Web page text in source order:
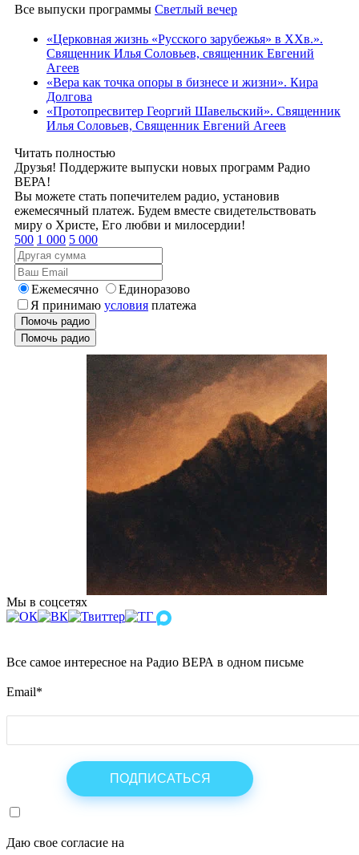
Все выпуски программы Светлый вечер
«Церковная жизнь «Русского зарубежья» в ХХв.».
Священник Илья Соловьев, священник Евгений
Агеев
«Вера как точка опоры в бизнесе и жизни». Кира
Долгова
«Протопресвитер Георгий Шавельский». Священник
Илья Соловьев, Священник Евгений Агеев
Читать полностью
Друзья! Поддержите выпуски новых программ Радио
ВЕРА!
Вы можете стать попечителем радио, установив
ежемесячный платеж. Будем вместе свидетельствовать
миру о Христе, Его любви и милосердии!
500 1 000 5 000
Ежемесячно
Единоразово
Я принимаю условия платежа
Помочь радио
Помочь радио
Мы в соцсетях
Все самое интересное на Радио ВЕРА в одном письме
Email*
Даю свое согласие на